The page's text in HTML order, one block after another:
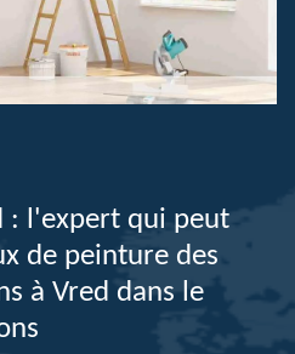
: l'expert qui peut
de peinture des
à Vred dans le